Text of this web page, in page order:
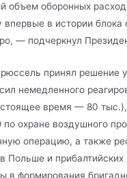
объем оборонных
в истории блока
— подчеркнул
принял решение
немедленного
время — 80 тыс.),
охране воздушного
операцию, а также
Польше и прибалтийских
в формирования